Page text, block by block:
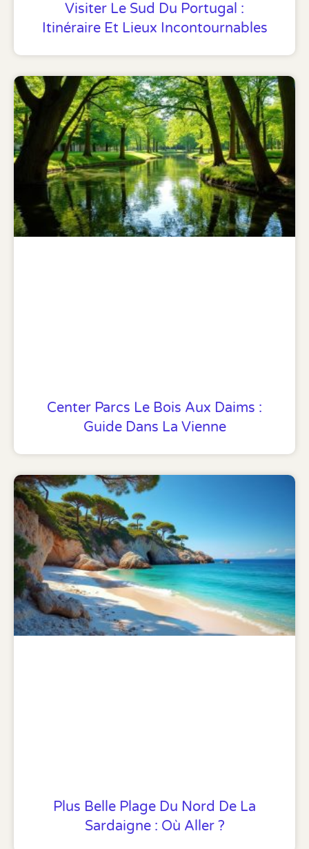
Visiter Le Sud Du Portugal :
Itinéraire Et Lieux Incontournables
Center Parcs Le Bois Aux Daims :
Guide Dans La Vienne
Plus Belle Plage Du Nord De La
Sardaigne : Où Aller ?